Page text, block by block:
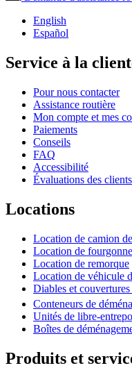
English
Español
Service à la
Pour nous contacter
Assistance routière
Mon compte et mes
Paiements
Conseils
FAQ
Accessibilité
Évaluations des clients
Locations
Location de camion
Location de
Location de remorque
Location de véhicule
Diables et
Conteneurs de
Unités de libre-
Boîtes de
Produits et